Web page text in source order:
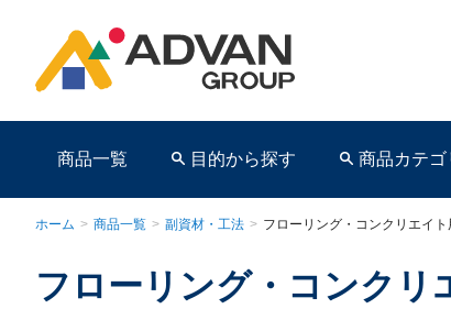
商品一覧 目的から探す 商品カテゴ
ホーム > 商品一覧 > 副資材・工法 > フローリング・コンクリエイト
フローリング・コンクリ